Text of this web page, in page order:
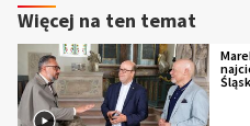
Więcej na ten temat